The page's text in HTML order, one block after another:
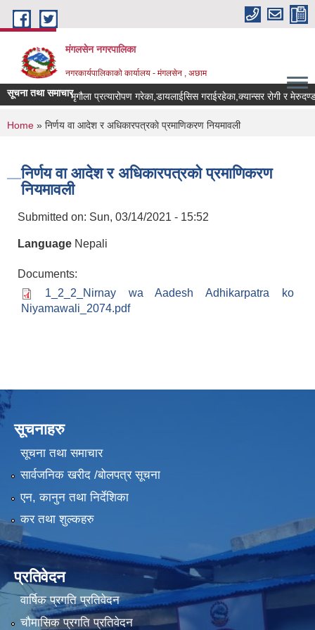
Skip to main content
मंगलसेन नगरपालिका
नगरकार्यपालिकाको कार्यालय - मंगलसेन , अछाम
सूचना तथा समाचार
You are here
Home » निर्णय वा आदेश र अधिकारपत्रकाे प्रमाणिकरण नियमावली
निर्णय वा आदेश र अधिकारपत्रकाे प्रमाणिकरण
नियमावली
Submitted on: Sun, 03/14/2021 - 15:52
Language Nepali
Documents:
1_2_2_Nirnay wa Aadesh Adhikarpatra ko
Niyamawali_2074.pdf
सूचनाहरु
सूचना तथा समाचार
सार्वजनिक खरीद /बोलपत्र सूचना
एन, कानुन तथा निर्देशिका
कर तथा शुल्कहरु
प्रतिवेदन
वार्षिक प्रगति प्रतिवेदन
चौमासिक प्रगति प्रतिवेदन